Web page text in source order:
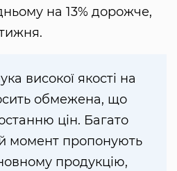
на 13% дорожче,
високої якості на
обмежена, що
цін. Багато
момент пропонують
продукцію,